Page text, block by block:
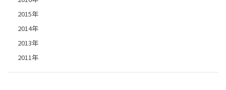
2015年
2014年
2013年
2011年